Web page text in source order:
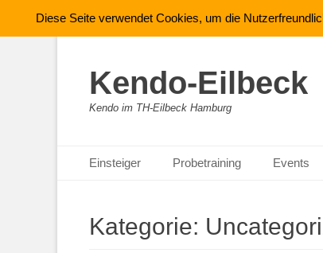
Kendo-Eilbeck
Kendo im TH-Eilbeck Hamburg
Primäres Menü
Inhalt
Einsteiger Probetraining Events
Kategorie:
Diese Seite verwendet Cookies, um die